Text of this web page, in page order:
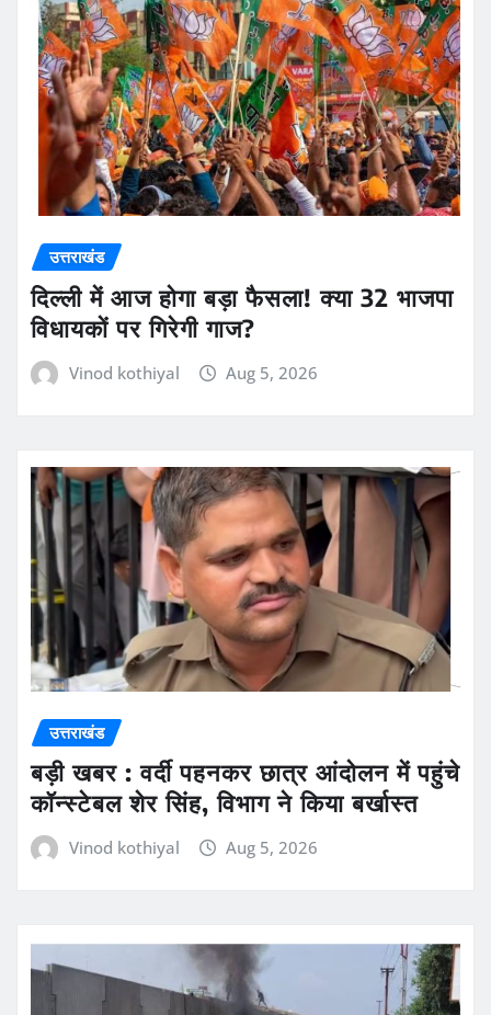
उत्तराखंड
दिल्ली में आज होगा बड़ा फैसला! क्या 32 भाजपा
विधायकों पर गिरेगी गाज?
Vinod kothiyal Aug 5, 2026
उत्तराखंड
बड़ी खबर : वर्दी पहनकर छात्र आंदोलन में पहुंचे
कॉन्स्टेबल शेर सिंह, विभाग ने किया बर्खास्त
Vinod kothiyal Aug 5, 2026